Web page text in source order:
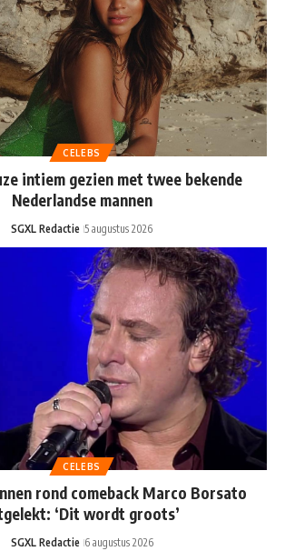
CELEBS
intiem gezien met twee bekende
Nederlandse mannen
SGXL Redactie 5 augustus 2026
CELEBS
rond comeback Marco Borsato
‘Dit wordt groots’
SGXL Redactie 6 augustus 2026